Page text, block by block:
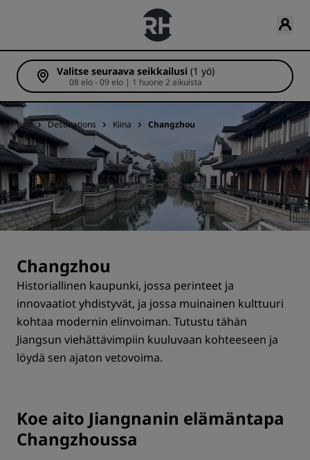
Valitse seuraava seikkailusi (1 yö)
08 elo - 09 elo | 1 huone 2 aikuista
Koti Destinations Kiina Changzhou
Changzhou
Historiallinen kaupunki, jossa perinteet ja
innovaatiot yhdistyvät, ja jossa muinainen kulttuuri
kohtaa modernin elinvoiman. Tutustu tähän
Jiangsun viehättävimpiin kuuluvaan kohteeseen ja
löydä sen ajaton vetovoima.
Koe aito Jiangnanin elämäntapa
Changzhoussa